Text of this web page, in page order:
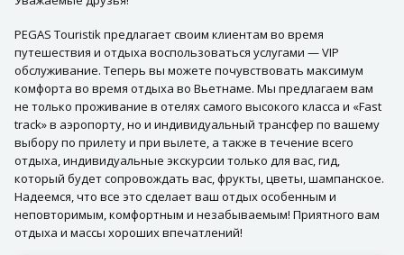
PEGAS Touristik предлагает своим клиентам во время
путешествия и отдыха воспользоваться услугами — VIP
обслуживание. Теперь вы можете почувствовать максимум
комфорта во время отдыха во Вьетнаме. Мы предлагаем вам
не только проживание в отелях самого высокого класса и «Fast
track» в аэропорту, но и индивидуальный трансфер по вашему
выбору по прилету и при вылете, а также в течение всего
отдыха, индивидуальные экскурсии только для вас, гид,
который будет сопровождать вас, фрукты, цветы, шампанское.
Надеемся, что все это сделает ваш отдых особенным и
неповторимым, комфортным и незабываемым! Приятного вам
отдыха и массы хороших впечатлений!